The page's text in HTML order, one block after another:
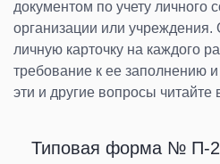
документом по учету личного
организации или учреждения.
личную карточку на каждого
требование к ее заполнению
эти и другие вопросы читайте
Типовая форма № П-2